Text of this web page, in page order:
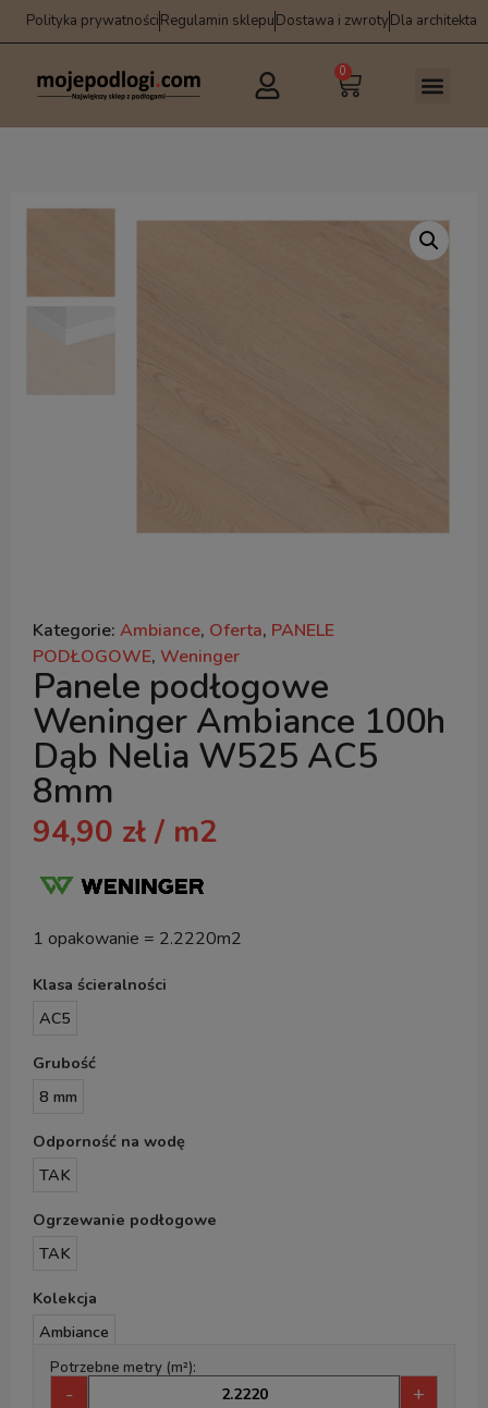
Polityka prywatnościRegulamin sklepuDostawa i zwrotyDla architekta
0
Kategorie: Ambiance, Oferta, PANELE
PODŁOGOWE, Weninger
Panele podłogowe
Weninger Ambiance 100h
Dąb Nelia W525 AC5
8mm
94,90 zł / m2
1 opakowanie = 2.2220m2
Klasa ścieralności
AC5
Grubość
8 mm
Odporność na wodę
TAK
Ogrzewanie podłogowe
TAK
Kolekcja
Ambiance
Potrzebne metry (m²):
- +